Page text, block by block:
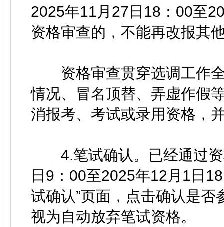
2025年11月27日18：00至
资格审查的，不能再改报其
资格审查贯穿选调工作全
情况、冒名顶替、弄虚作假
消报考、考试或录用资格，
4.笔试确认。已经通过资
日9：00至2025年12月1日
试确认”页面，点击确认是
视为自动放弃笔试资格。